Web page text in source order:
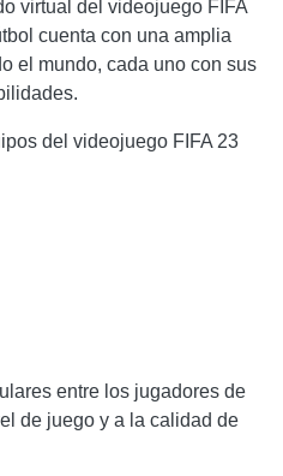
virtual del videojuego FIFA
cuenta con una amplia
el mundo, cada uno con sus
del videojuego FIFA 23
entre los jugadores de
de juego y a la calidad de